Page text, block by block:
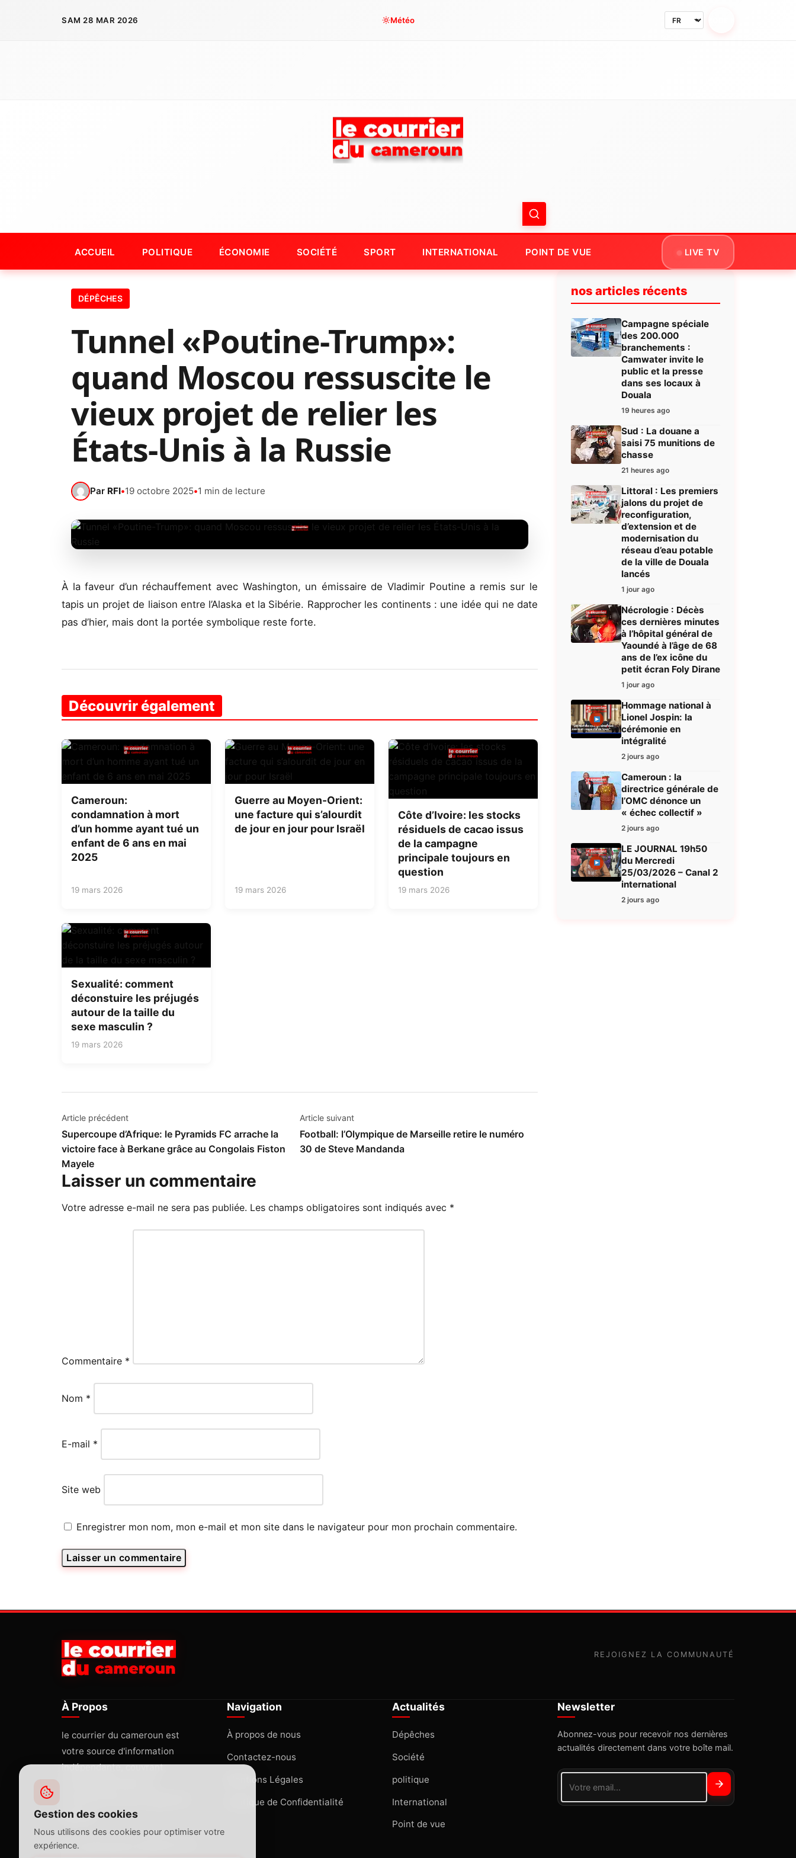
SAM 28 MAR 2026 Météo
ACCUEIL POLITIQUE ÉCONOMIE SOCIÉTÉ SPORT INTERNATIONAL POINT DE VUE LIVE TV
DÉPÊCHES
Tunnel «Poutine-Trump»:
quand Moscou ressuscite le
vieux projet de relier les
États-Unis à la Russie
Par RFI•19 octobre 2025•1 min de lecture
À la faveur d’un réchauffement avec Washington, un émissaire de Vladimir Poutine a remis sur le
tapis un projet de liaison entre l’Alaska et la Sibérie. Rapprocher les continents : une idée qui ne date
pas d’hier, mais dont la portée symbolique reste forte.
Découvrir également
Cameroun:
condamnation à mort
d’un homme ayant tué un
enfant de 6 ans en mai
2025
19 mars 2026
Guerre au Moyen-Orient:
une facture qui s’alourdit
de jour en jour pour Israël
19 mars 2026
Côte d’Ivoire: les stocks
résiduels de cacao issus
de la campagne
principale toujours en
question
19 mars 2026
Sexualité: comment
déconstuire les préjugés
autour de la taille du
sexe masculin ?
19 mars 2026
Navigation
de
l’article
Article précédent
Supercoupe d’Afrique: le Pyramids FC arrache la
victoire face à Berkane grâce au Congolais Fiston
Mayele
Article suivant
Football: l’Olympique de Marseille retire le numéro
30 de Steve Mandanda
Laisser un commentaire
Votre adresse e-mail ne sera pas publiée. Les champs obligatoires sont indiqués avec *
Commentaire *
Nom *
E-mail *
Site web
Enregistrer mon nom, mon e-mail et mon site dans le navigateur pour mon prochain commentaire.
nos articles récents
Campagne spéciale
des 200.000
branchements :
Camwater invite le
public et la presse
dans ses locaux à
Douala
19 heures ago
Sud : La douane a
saisi 75 munitions de
chasse
21 heures ago
Littoral : Les premiers
jalons du projet de
reconfiguration,
d’extension et de
modernisation du
réseau d’eau potable
de la ville de Douala
lancés
1 jour ago
Nécrologie : Décès
ces dernières minutes
à l’hôpital général de
Yaoundé à l’âge de 68
ans de l’ex icône du
petit écran Foly Dirane
1 jour ago
Hommage national à
Lionel Jospin: la
cérémonie en
intégralité
2 jours ago
Cameroun : la
directrice générale de
l’OMC dénonce un
« échec collectif »
2 jours ago
LE JOURNAL 19h50
du Mercredi
25/03/2026 – Canal 2
international
2 jours ago
REJOIGNEZ LA COMMUNAUTÉ
À Propos
le courrier du cameroun est
votre source d'information
indépendante, couvrant
passion.
lecourrierducameroun@gmail.com
Navigation
À propos de nous
Contactez-nous
Mentions Légales
Politique de Confidentialité
Actualités
Dépêches
Société
politique
International
Point de vue
Newsletter
Abonnez-vous pour recevoir nos dernières
actualités directement dans votre boîte mail.
Gestion des cookies
Nous utilisons des cookies pour optimiser votre
expérience.